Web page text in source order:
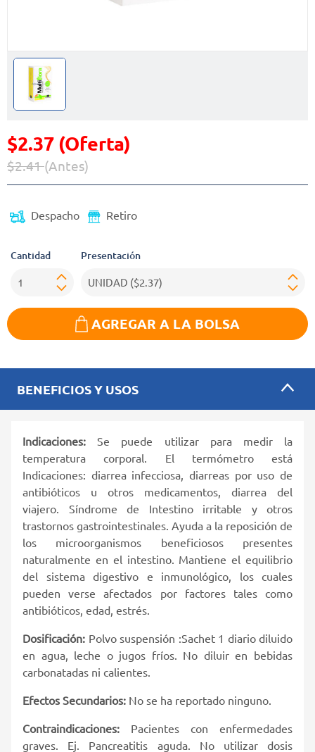
$2.37 (Oferta)
Precio reducido de
$2.41(Antes)
Despacho Retiro
Cantidad Presentación
AGREGAR A LA BOLSA
BENEFICIOS Y USOS
Indicaciones:Se puede utilizar para medir la
temperatura corporal. El termómetro está
Indicaciones: diarrea infecciosa, diarreas por uso de
antibióticos u otros medicamentos, diarrea del
viajero. Síndrome de Intestino irritable y otros
trastornos gastrointestinales. Ayuda a la reposición de
los microorganismos beneficiosos presentes
naturalmente en el intestino. Mantiene el equilibrio
del sistema digestivo e inmunológico, los cuales
pueden verse afectados por factores tales como
antibióticos, edad, estrés.
Dosificación: Polvo suspensión :Sachet 1 diario diluido
en agua, leche o jugos fríos. No diluir en bebidas
carbonatadas ni calientes.
Efectos Secundarios: No se ha reportado ninguno.
Contraindicaciones: Pacientes con enfermedades
graves. Ej. Pancreatitis aguda. No utilizar dosis